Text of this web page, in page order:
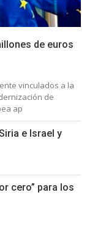
de euros
vinculados a la
de
ap
e Israel y
cero” para los